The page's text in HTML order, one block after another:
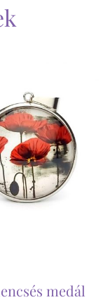
medál